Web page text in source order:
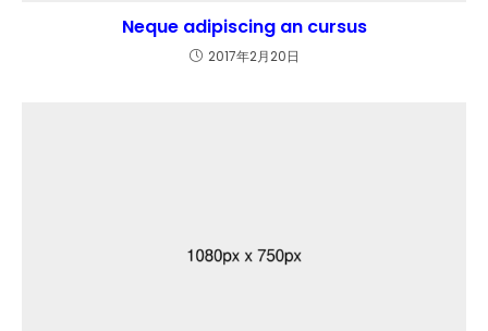
Neque adipiscing an cursus
2017年2月20日